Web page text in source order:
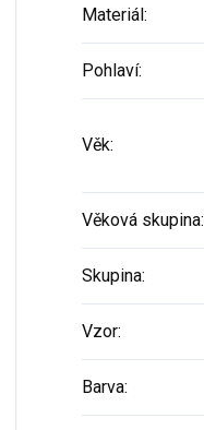
Materiál:
Pohlaví:
Věk:
Věková skupina:
Skupina:
Vzor:
Barva: